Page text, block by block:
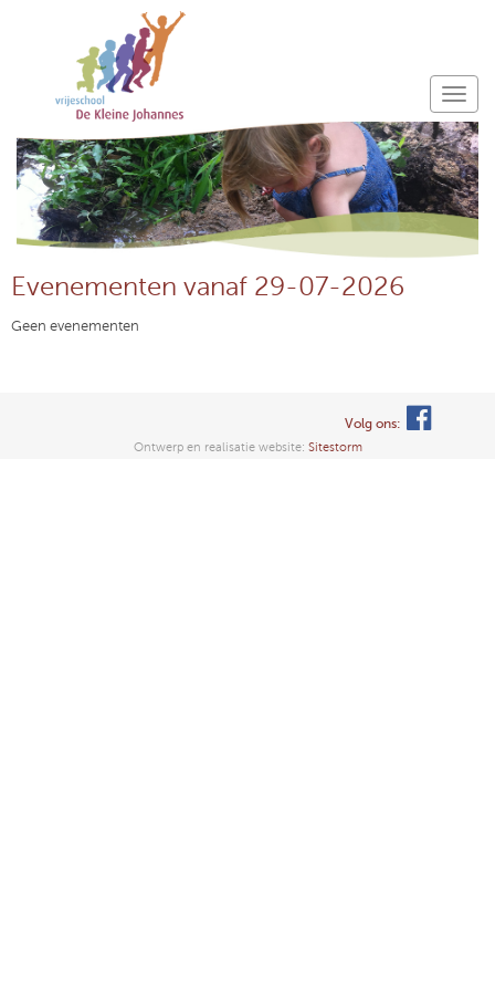
Evenementen vanaf 29-07-2026
Geen evenementen
Volg ons:
Ontwerp en realisatie website: Sitestorm